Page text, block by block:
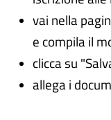
vai nella
e compila il
clicca su
allega i